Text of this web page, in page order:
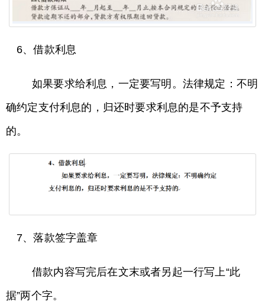
6、借款利息
如果要求给利息，一定要写明。法律规定：不明
确约定支付利息的，归还时要求利息的是不予支持
的。
7、落款签字盖章
借款内容写完后在文末或者另起一行写上“此
据”两个字。